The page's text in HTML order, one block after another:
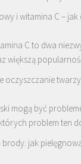
i witamina C – jak
C to dwa
większą
oczyszczanie
mogą być
problem ten
brody: jak